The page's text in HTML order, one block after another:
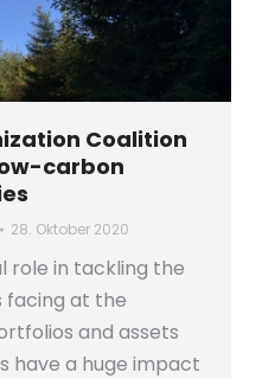
Coalition
carbon
28. Oktober 2020
role in tackling the
facing at the
and assets
have a huge impact